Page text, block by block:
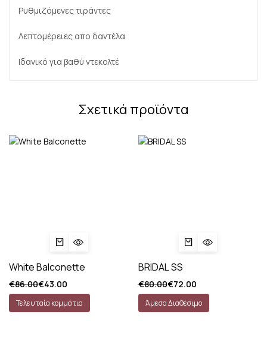
Ρυθμιζόμενες τιράντες
Λεπτομέρειες απο δαντέλα
Ιδανικό για βαθύ ντεκολτέ
Σχετικά προϊόντα
White Balconette
€86.00€43.00
Τελευταία κομμάτια
BRIDAL SS
€80.00€72.00
Άμεσα Διαθέσιμο